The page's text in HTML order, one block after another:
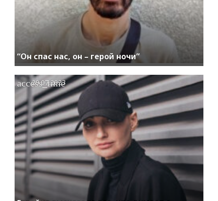
“Он спас нас, он – герой ночи”
access_time
29.07.2023